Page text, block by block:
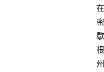
在
密
歇
根
州